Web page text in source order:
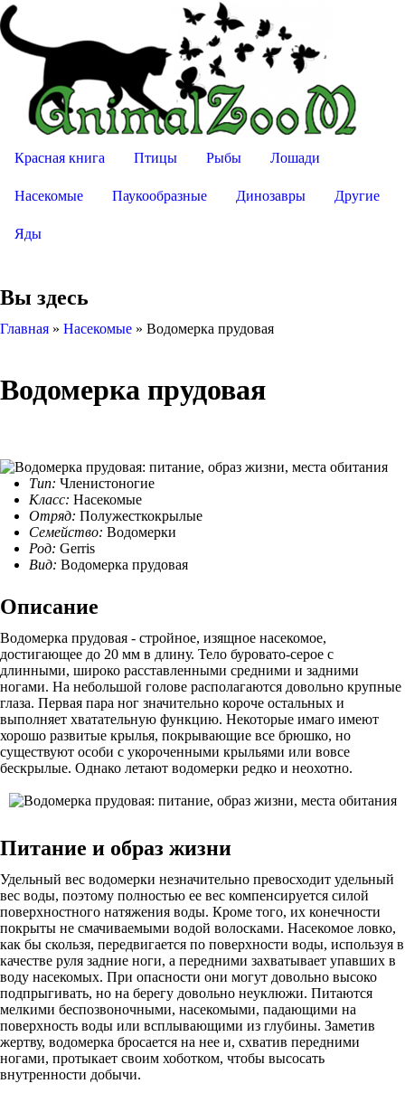
Красная книга Птицы Рыбы Лошади
Насекомые Паукообразные Динозавры Другие
Яды
Вы здесь
Главная » Насекомые » Водомерка прудовая
Водомерка прудовая
Тип: Членистоногие
Класс: Насекомые
Отряд: Полужесткокрылые
Семейство: Водомерки
Род: Gerris
Вид: Водомерка прудовая
Описание
Водомерка прудовая - стройное, изящное насекомое,
достигающее до 20 мм в длину. Тело буровато-серое с
длинными, широко расставленными средними и задними
ногами. На небольшой голове располагаются довольно крупные
глаза. Первая пара ног значительно короче остальных и
выполняет хватательную функцию. Некоторые имаго имеют
хорошо развитые крылья, покрывающие все брюшко, но
существуют особи с укороченными крыльями или вовсе
бескрылые. Однако летают водомерки редко и неохотно.
Питание и образ жизни
Удельный вес водомерки незначительно превосходит удельный
вес воды, поэтому полностью ее вес компенсируется силой
поверхностного натяжения воды. Кроме того, их конечности
покрыты не смачиваемыми водой волосками. Насекомое ловко,
как бы скользя, передвигается по поверхности воды, используя в
качестве руля задние ноги, а передними захватывает упавших в
воду насекомых. При опасности они могут довольно высоко
подпрыгивать, но на берегу довольно неуклюжи. Питаются
мелкими беспозвоночными, насекомыми, падающими на
поверхность воды или всплывающими из глубины. Заметив
жертву, водомерка бросается на нее и, схватив передними
ногами, протыкает своим хоботком, чтобы высосать
внутренности добычи.